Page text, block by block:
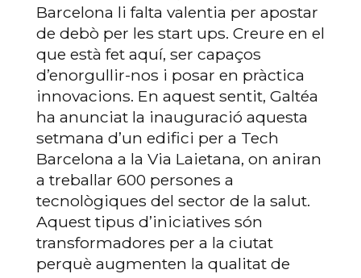
Barcelona li falta valentia per apostar
de debò per les start ups. Creure en el
que està fet aquí, ser capaços
d’enorgullir-nos i posar en pràctica
innovacions. En aquest sentit, Galtéa
ha anunciat la inauguració aquesta
setmana d’un edifici per a Tech
Barcelona a la Via Laietana, on aniran
a treballar 600 persones a
tecnològiques del sector de la salut.
Aquest tipus d’iniciatives són
transformadores per a la ciutat
perquè augmenten la qualitat de